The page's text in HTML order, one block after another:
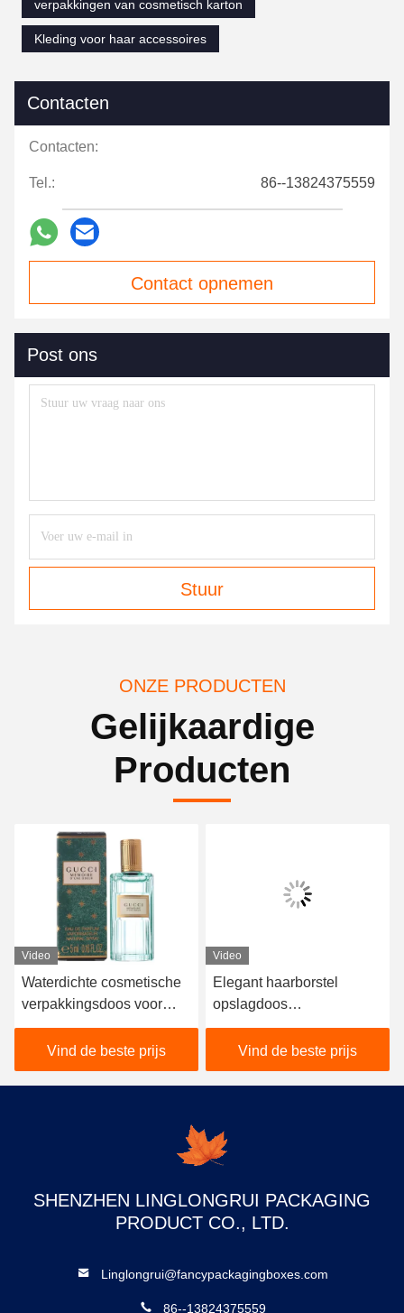
verpakkingen van cosmetisch karton
Kleding voor haar accessoires
Contacten
Contacten:
Tel.: 86--13824375559
Contact opnemen
Post ons
Stuur
ONZE PRODUCTEN
Gelijkaardige
Producten
Video
Waterdichte cosmetische
verpakkingsdoos voor
CBD-olie parfumfles
Vind de beste prijs
Video
Elegant haarborstel
opslagdoos
cadeauverpakking
aangepaste kleur
Vind de beste prijs
SHENZHEN LINGLONGRUI PACKAGING
PRODUCT CO., LTD.
Linglongrui@fancypackagingboxes.com
86--13824375559